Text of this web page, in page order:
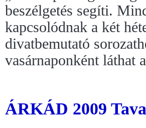
beszélgetés segíti.
kapcsolódnak a két
divatbemutató
vasárnaponként láthat
ÁRKÁD 2009